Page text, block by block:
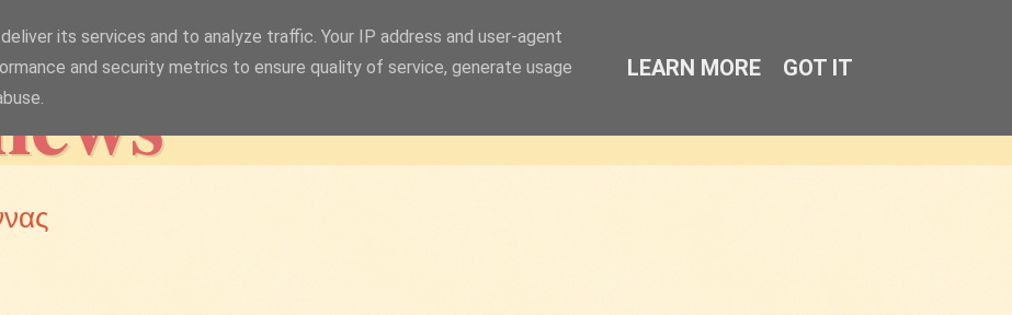
its services and to analyze traffic. Your IP address and user-agent
and security metrics to ensure quality of service, generate usage
LEARN MORE GOT IT